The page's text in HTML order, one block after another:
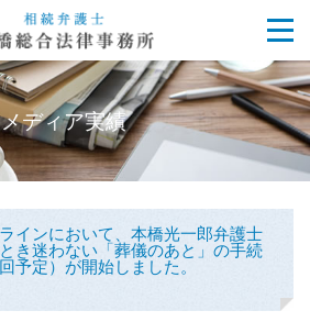
メディア実績
インにおいて、本橋光一郎弁護士
き迷わない「葬儀のあと」の手続
予定）が開始しました。